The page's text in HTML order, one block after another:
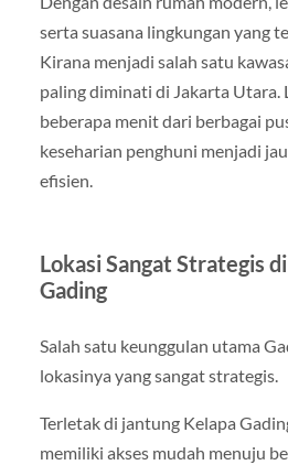
serta suasana lingkungan yang
Kirana menjadi salah satu
paling diminati di Jakarta Utara.
beberapa menit dari berbagai
keseharian penghuni menjadi
efisien.
Lokasi Sangat Strategis
Gading
Salah satu keunggulan utama
lokasinya yang sangat strategis.
Terletak di jantung Kelapa
memiliki akses mudah menuju